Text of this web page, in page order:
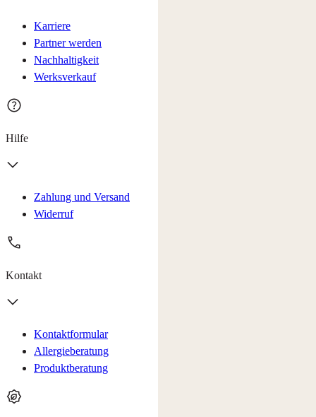
Karriere
Partner werden
Nachhaltigkeit
Werksverkauf
Hilfe
Zahlung und Versand
Widerruf
Kontakt
Kontaktformular
Allergieberatung
Produktberatung